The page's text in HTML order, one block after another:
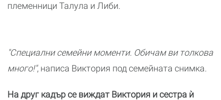
племенници Талула и Либи.
"Специални семейни моменти. Обичам ви толкова
много!", написа Виктория под семейната снимка.
На друг кадър се виждат Виктория и сестра ѝ